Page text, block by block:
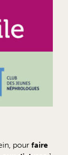
pour faire